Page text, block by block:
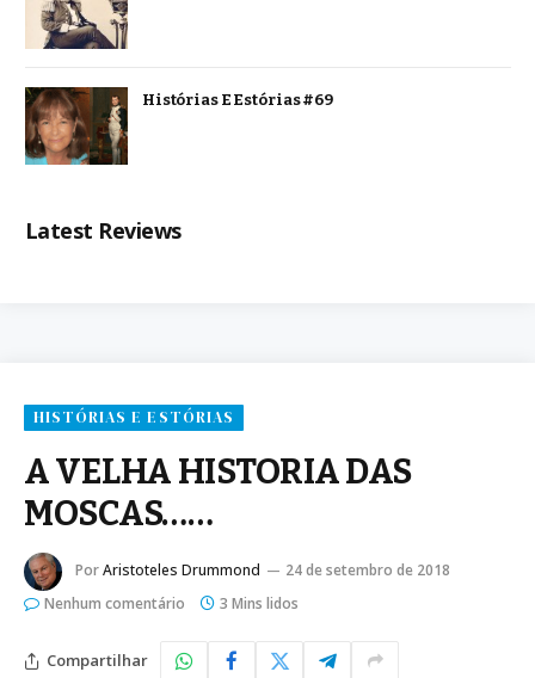
Histórias E Estórias #69
Latest Reviews
HISTÓRIAS E ESTÓRIAS
A VELHA HISTORIA DAS
MOSCAS……
PorAristoteles Drummond
24 de setembro de 2018
Nenhum comentário
3 Mins lidos
Compartilhar